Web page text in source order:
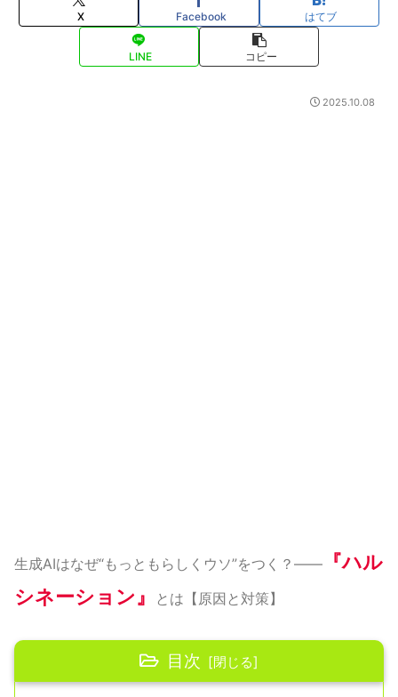
X Facebook はてブ
LINE コピー
2025.10.08
生成AIはなぜ“もっともらしくウソ”をつく？——
『ハル
シネーション』
とは【原因と対策】
目次